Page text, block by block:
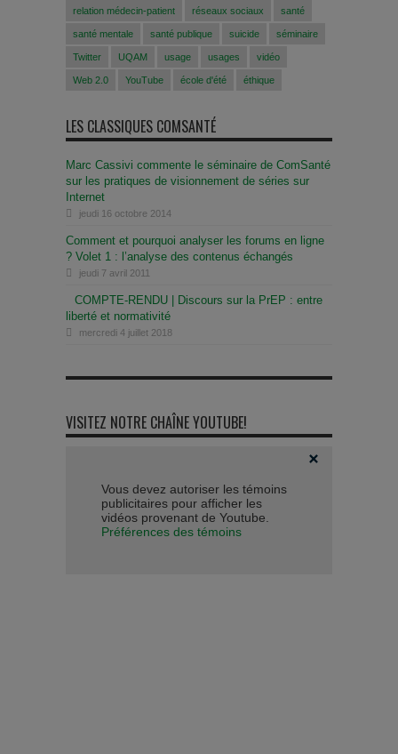
relation médecin-patient réseaux sociaux santé
santé mentale santé publique suicide séminaire
Twitter UQAM usage usages vidéo
Web 2.0 YouTube école d'été éthique
LES CLASSIQUES COMSANTÉ
Marc Cassivi commente le séminaire de ComSanté
sur les pratiques de visionnement de séries sur
Internet
jeudi 16 octobre 2014
Comment et pourquoi analyser les forums en ligne
? Volet 1 : l’analyse des contenus échangés
jeudi 7 avril 2011
COMPTE-RENDU | Discours sur la PrEP : entre
liberté et normativité
mercredi 4 juillet 2018
VISITEZ NOTRE CHAÎNE YOUTUBE!
Vous devez autoriser les témoins
publicitaires pour afficher les
vidéos provenant de Youtube.
Préférences des témoins